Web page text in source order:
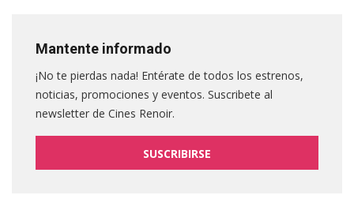
Mantente informado
¡No te pierdas nada! Entérate de todos los estrenos,
noticias, promociones y eventos. Suscribete al
newsletter de Cines Renoir.
SUSCRIBIRSE